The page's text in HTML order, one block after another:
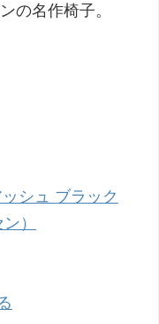
の名作椅子。
シュ ブラック
）